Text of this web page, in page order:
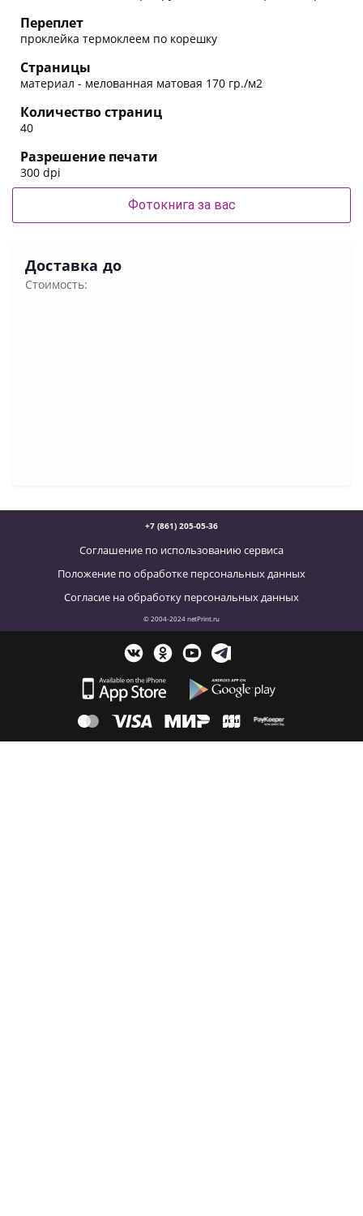
Переплет
проклейка термоклеем по корешку
Страницы
материал - мелованная матовая 170 гр./м2
Количество страниц
40
Разрешение печати
300 dpi
Фотокнига за вас
Доставка до
Стоимость:
+7 (861) 205-05-36
Соглашение по использованию сервиса
Положение по обработке персональных данных
Согласие на обработку персональных данных
© 2004-2024 netPrint.ru